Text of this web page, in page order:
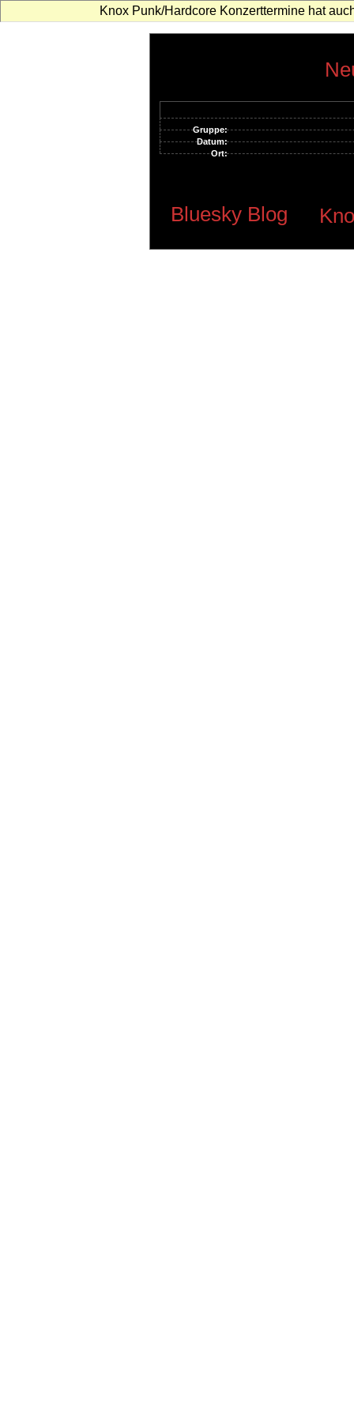
Knox Punk/Hardcore Konzerttermine hat
Gruppe:
Datum:
Ort:
Bluesky Blog